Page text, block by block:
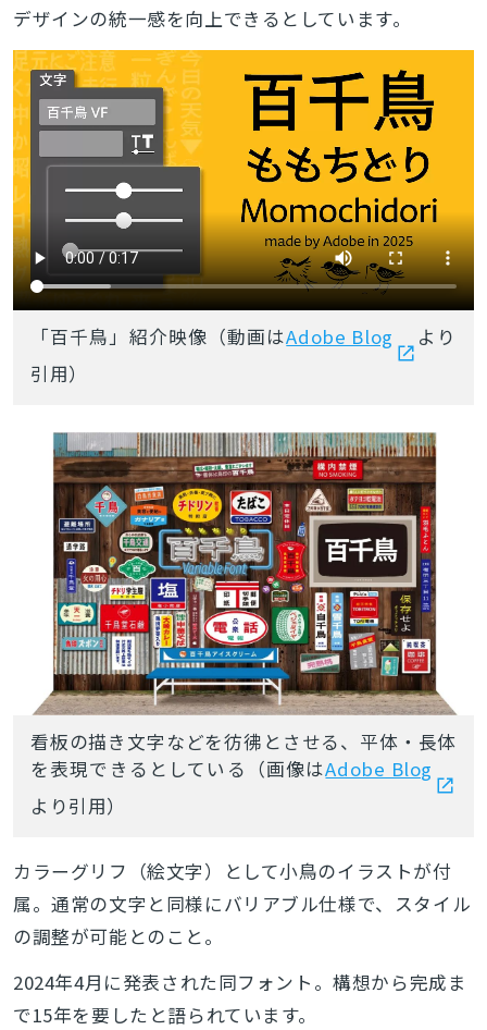
デザインの統一感を向上できるとしています。
「百千鳥」紹介映像（動画はAdobe Blog
より
引用）
看板の描き文字などを彷彿とさせる、平体・長体
を表現できるとしている（画像はAdobe Blog
より引用）
カラーグリフ（絵文字）として小鳥のイラストが付
属。通常の文字と同様にバリアブル仕様で、スタイル
の調整が可能とのこと。
2024年4月に発表された同フォント。構想から完成ま
で15年を要したと語られています。